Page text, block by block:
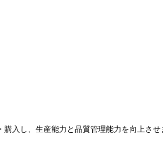
入し、生産能力と品質管理能力を向上させ